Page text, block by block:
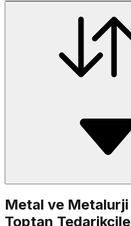
Metal ve
Toptan